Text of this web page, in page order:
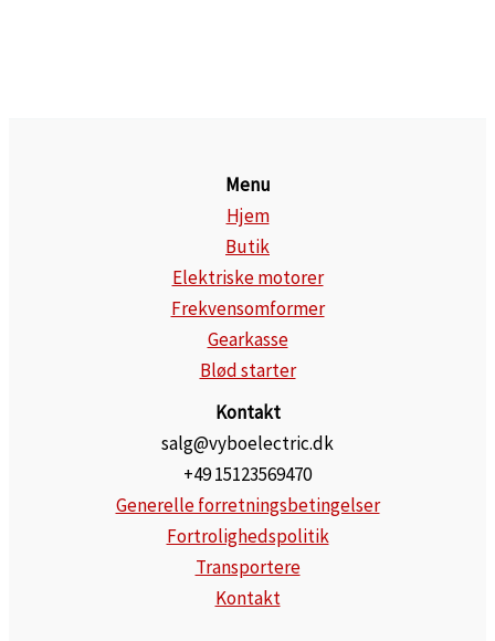
Menu
Hjem
Butik
Elektriske motorer
Frekvensomformer
Gearkasse
Blød starter
Kontakt
salg@vyboelectric.dk
+49 15123569470
Generelle forretningsbetingelser
Fortrolighedspolitik
Transportere
Kontakt